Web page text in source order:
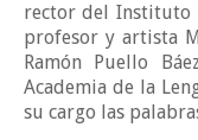
rector del Instituto
profesor y artista
Ramón Puello
Academia de la
su cargo las